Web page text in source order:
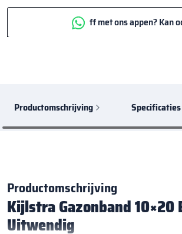
ff met ons appen? Kan
Productomschrijving Specificaties
Productomschrijving
Kijlstra Gazonband 10×20
Uitwendig